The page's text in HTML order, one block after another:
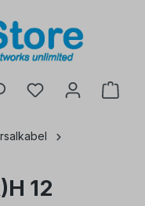
12